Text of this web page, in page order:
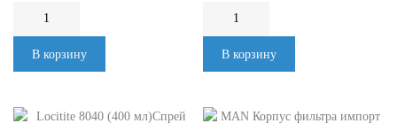
В корзину В корзину